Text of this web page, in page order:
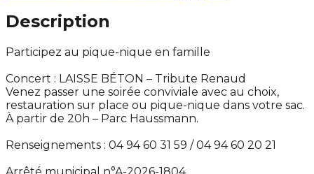
Description
Participez au pique-nique en famille
Concert : LAISSE BÉTON – Tribute Renaud
Venez passer une soirée conviviale avec au choix,
restauration sur place ou pique-nique dans votre sac.
À partir de 20h – Parc Haussmann.
Renseignements : 04 94 60 31 59 / 04 94 60 20 21